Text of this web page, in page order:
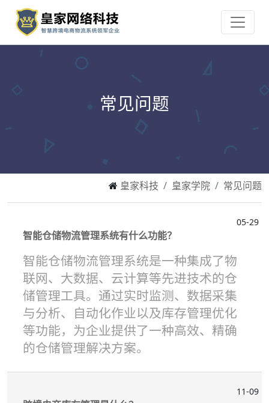
常见问题
皇家科技 皇家学院 常见问题
智能仓储物流管理系统有什么功能？
05-29
智能仓储物流管理系统是一种集成了物
联网、大数据、云计算等先进技术的仓
储管理工具。通过实时监测、数据采集
与分析、自动化作业以及库存管理优化
等功能，为企业提供了一种高效、精确
的仓储管理解决方案。
11-09